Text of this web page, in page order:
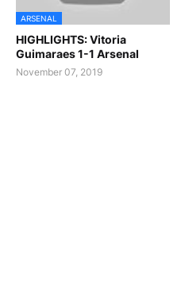
ARSENAL
HIGHLIGHTS: Vitoria
Guimaraes 1-1 Arsenal
November 07, 2019